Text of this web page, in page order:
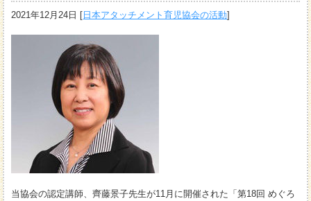
2021年12月24日 [日本アタッチメント育児協会の活動]
当協会の認定講師、齊藤景子先生が11月に開催された「第18回 めぐろ